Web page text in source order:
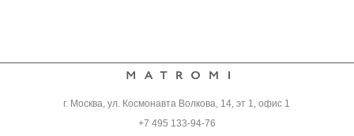
г. Москва, ул. Космонавта Волкова, 14, эт 1, офис 1
+7 495 133-94-76